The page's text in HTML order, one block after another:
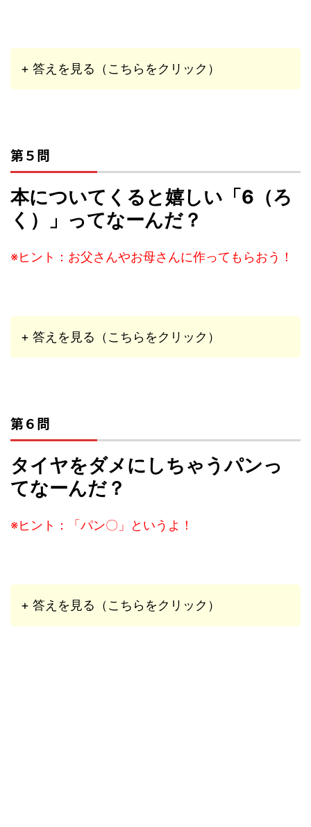
+ 答えを見る（こちらをクリック）
第５問
本についてくると嬉しい「6（ろ
く）」ってなーんだ？
※ヒント：お父さんやお母さんに作ってもらおう！
+ 答えを見る（こちらをクリック）
第６問
タイヤをダメにしちゃうパンっ
てなーんだ？
※ヒント：「パン〇」というよ！
+ 答えを見る（こちらをクリック）